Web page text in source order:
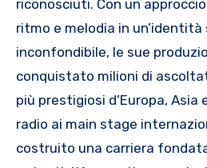
riconosciuti. Con un
ritmo e melodia in un’identità
inconfondibile, le sue
conquistato milioni di
più prestigiosi d’Europa, Asia
radio ai main stage
costruito una carriera